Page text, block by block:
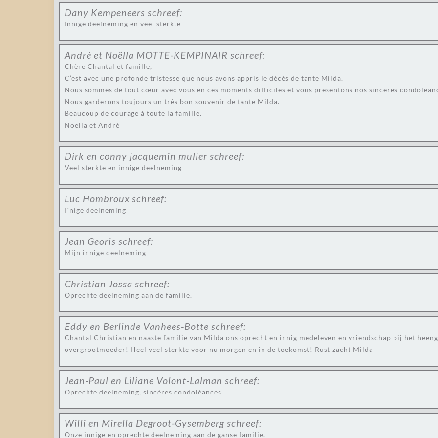
Dany Kempeneers schreef:
Innige deelneming en veel sterkte
André et Noëlla MOTTE-KEMPINAIR schreef:
Chère Chantal et famille,
C’est avec une profonde tristesse que nous avons appris le décès de tante Milda.
Nous sommes de tout cœur avec vous en ces moments difficiles et vous présentons nos sincères
Nous garderons toujours un très bon souvenir de tante Milda.
Beaucoup de courage à toute la famille.
Noëlla et André
Dirk en conny jacquemin muller schreef:
Veel sterkte en innige deelneming
Luc Hombroux schreef:
I´nige deelneming
Jean Georis schreef:
Mijn innige deelneming
Christian Jossa schreef:
Oprechte deelneming aan de familie.
Eddy en Berlinde Vanhees-Botte schreef:
Chantal Christian en naaste familie van Milda ons oprecht en innig medeleven en vriendschap bij het
overgrootmoeder! Heel veel sterkte voor nu morgen en in de toekomst! Rust zacht Milda
Jean-Paul en Liliane Volont-Lalman schreef:
Oprechte deelneming, sincères condoléances
Willi en Mirella Degroot-Gysemberg schreef:
Onze innige en oprechte deelneming aan de ganse familie.